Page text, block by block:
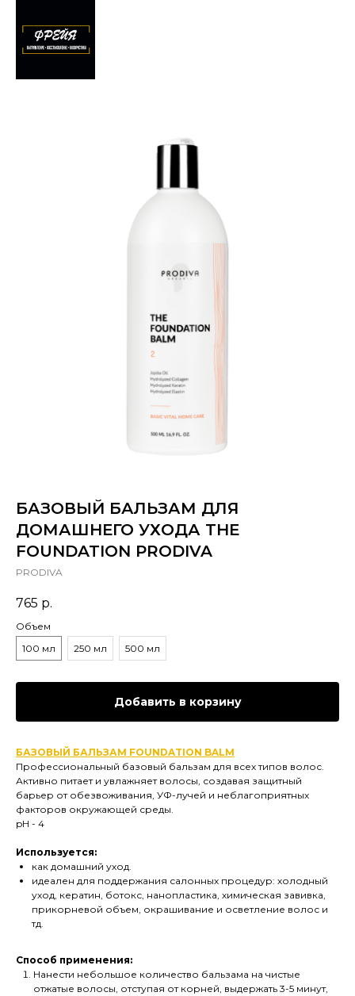
БАЗОВЫЙ БАЛЬЗАМ ДЛЯ
ДОМАШНЕГО УХОДА THE
FOUNDATION PRODIVA
PRODIVA
765 р.
Объем
100 мл
250 мл 500 мл
Добавить в корзину
БАЗОВЫЙ БАЛЬЗАМ FOUNDATION BALM
Профессиональный базовый бальзам для всех типов волос.
Активно питает и увлажняет волосы, создавая защитный
барьер от обезвоживания, УФ-лучей и неблагоприятных
факторов окружающей среды.
pH - 4
Используется:
как домашний уход.
идеален для поддержания салонных процедур: холодный
уход, кератин, ботокс, нанопластика, химическая завивка,
прикорневой объем, окрашивание и осветление волос и
тд.
Способ применения:
Нанести небольшое количество бальзама на чистые
отжатые волосы, отступая от корней, выдержать 3-5 минут,